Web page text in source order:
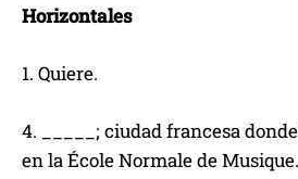
Horizontales
1. Quiere.
4. _____; ciudad francesa
en la École Normale de Musique.